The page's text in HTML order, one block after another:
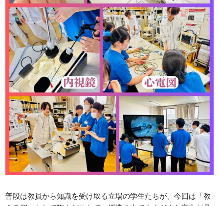
普段は教員から知識を受け取る立場の学生たちが、今回は「教